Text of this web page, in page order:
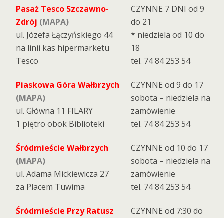
Pasaż Tesco Szczawno-
Zdrój (MAPA)
ul. Józefa Łączyńskiego 44
na linii kas hipermarketu
Tesco
CZYNNE 7 DNI od 9
do 21
* niedziela od 10 do
18
tel. 74 84 253 54
Piaskowa Góra Wałbrzych
(MAPA)
ul. Główna 11 FILARY
1 piętro obok Biblioteki
CZYNNE od 9 do 17
sobota – niedziela na
zamówienie
tel. 74 84 253 54
Śródmieście Wałbrzych
(MAPA)
ul. Adama Mickiewicza 27
za Placem Tuwima
CZYNNE od 10 do 17
sobota – niedziela na
zamówienie
tel. 74 84 253 54
Śródmieście Przy Ratusz
CZYNNE od 7:30 do